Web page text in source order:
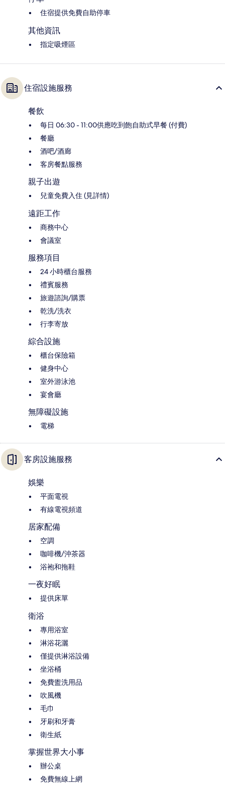
住宿提供免費自助停車
其他資訊
指定吸煙區
住宿設施服務
餐飲
每日 06:30 - 11:00供應吃到飽自助式早餐 (付費)
餐廳
酒吧/酒廊
客房餐點服務
親子出遊
兒童免費入住 (見詳情)
遠距工作
商務中心
會議室
服務項目
24 小時櫃台服務
禮賓服務
旅遊諮詢/購票
乾洗/洗衣
行李寄放
綜合設施
櫃台保險箱
健身中心
室外游泳池
宴會廳
無障礙設施
電梯
客房設施服務
娛樂
平面電視
有線電視頻道
居家配備
空調
咖啡機/沖茶器
浴袍和拖鞋
一夜好眠
提供床單
衛浴
專用浴室
淋浴花灑
僅提供淋浴設備
坐浴桶
免費盥洗用品
吹風機
毛巾
牙刷和牙膏
衛生紙
掌握世界大小事
辦公桌
免費無線上網